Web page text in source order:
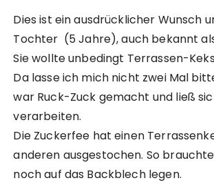
Dies ist ein ausdrücklicher Wunsch
Tochter (5 Jahre), auch bekannt
Sie wollte unbedingt Terrassen-
Da lasse ich mich nicht zwei Mal
war Ruck-Zuck gemacht und ließ
verarbeiten.
Die Zuckerfee hat einen
anderen ausgestochen. So
noch auf das Backblech legen.